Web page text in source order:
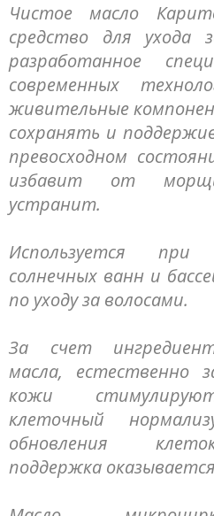
Чистое масло
средство для
разработанное
современных
живительные
сохранять и
превосходном
избавит от
устранит.
Используется при
солнечных ванн и
по уходу за волосами.
За счет
масла, естественно
кожи
клеточный
обновления
поддержка